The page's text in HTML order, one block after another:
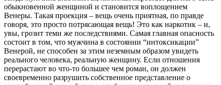
обыкновенной женщиной и становится воплощением
Венеры. Такая проекция – вещь очень приятная, по правде
говоря, это просто потрясающая вещь! Это как наркотик – и,
увы, грозит теми же последствиями. Самая главная опасность
состоит в том, что мужчина в состоянии “интоксикации”
Венерой, не способен за этим неземным образом увидеть
реального человека, реальную женщину. Если отношения
перерастают во что-то большее чем роман, он должен
своевременно разрушить собственное представление о